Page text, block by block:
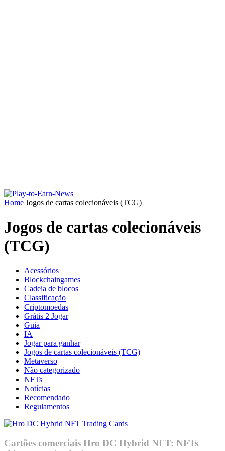
Home Jogos de cartas colecionáveis (TCG)
Jogos de cartas colecionáveis
(TCG)
Acessórios
Blockchaingames
Cadeia de blocos
Classificação
Criptomoedas
Grátis 2 Jogar
Guia
IA
Jogar para ganhar
Jogos de cartas colecionáveis (TCG)
Metaverso
Não categorizado
NFTs
Notícias
Recomendado
Regulamentos
Cartões comerciais Hro DC Hybrid NFT: NFTs